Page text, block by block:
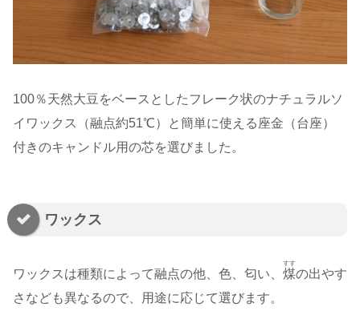
100％天然大豆をベースとしたフレーク状のナチュラルソ
イワックス（融点約51℃）と簡単に使える座金（台座）
付きのキャンドル用の芯を選びました。
ワックス
ワックスは種類によって融点の他、色、匂い、 煤
すす
の出やす
さなども異なるので、用途に応じて選びます。